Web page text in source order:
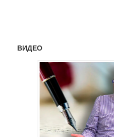
ВИДЕО